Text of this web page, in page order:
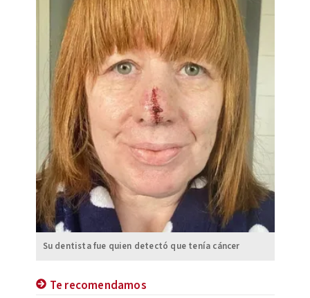
Su dentista fue quien detectó que tenía cáncer
Te recomendamos